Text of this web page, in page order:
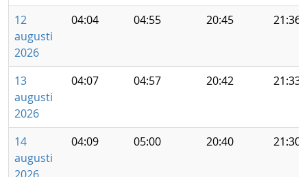
12
augusti
2026
04:04 04:55 20:45 21:36
13
augusti
2026
04:07 04:57 20:42 21:33
14
augusti
04:09 05:00 20:40 21:30